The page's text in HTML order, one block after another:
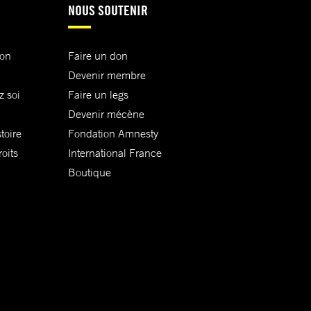
soi
NOUS SOUTENIR
Faire un don
Devenir membre
Faire un legs
Devenir mécène
Fondation Amnesty
International France
Boutique